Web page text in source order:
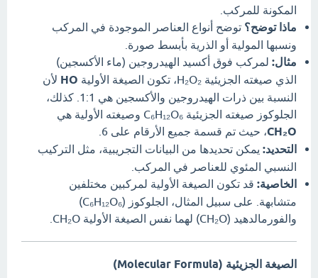
المكونة للمركب.
ماذا توضح؟ توضح أنواع العناصر الموجودة في المركب
ونسبها المولية أو الذرية بأبسط صورة.
مثال: لمركب فوق أكسيد الهيدروجين (ماء الأكسجين)
الذي صيغته الجزيئية H₂O₂، تكون الصيغة الأولية
HO لأن
النسبة بين ذرات الهيدروجين والأكسجين هي 1:1. كذلك،
الجلوكوز صيغته الجزيئية C₆H₁₂O₆ وصيغته الأولية هي
CH₂O، حيث تم قسمة جميع الأرقام على 6.
التحديد: يمكن تحديدها من البيانات التجريبية، مثل التركيب
النسبي المئوي للعناصر في المركب.
الخاصية: قد تكون الصيغة الأولية لمركبين مختلفين
متشابهة. على سبيل المثال، الجلوكوز (C₆H₁₂O₆)
والفورمالدهيد (CH₂O) لهما نفس الصيغة الأولية CH₂O.
الصيغة الجزيئية (Molecular Formula)